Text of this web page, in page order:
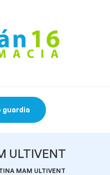
guardia
ULTIVENT
MAM ULTIVENT